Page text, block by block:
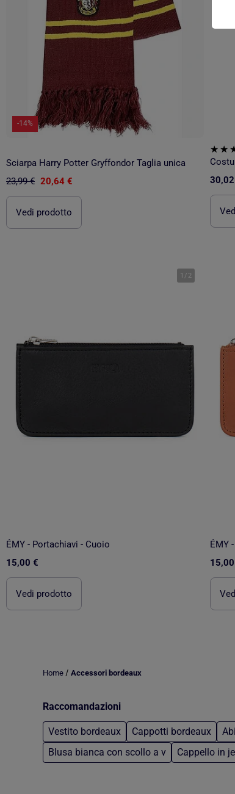
-14%
Sciarpa Harry Potter Gryffondor Taglia unica
23,99 € 20,64 €
Vedi prodotto
1 / 2
ÉMY - Portachiavi - Cuoio
15,00 €
Vedi prodotto
ÉMY
Home / Accessori bordeaux
Raccomandazioni
Vestito bordeaux Cappotti bordeaux
Blusa bianca con scollo a v
Cappello in